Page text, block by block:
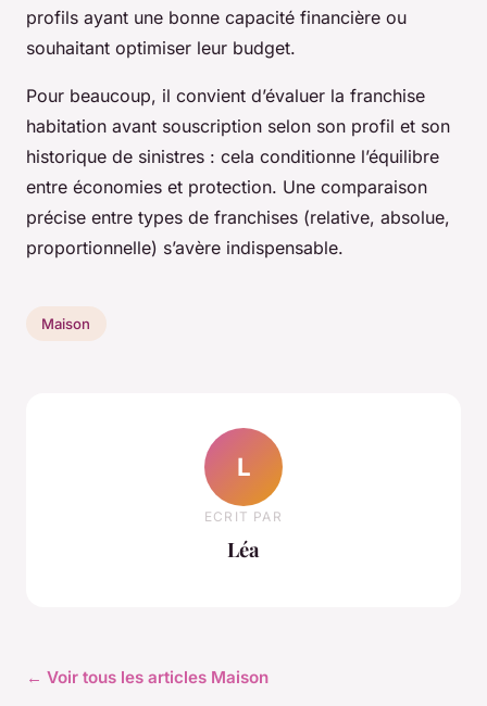
profils ayant une bonne capacité financière ou
souhaitant optimiser leur budget.
Pour beaucoup, il convient d’évaluer la franchise
habitation avant souscription selon son profil et son
historique de sinistres : cela conditionne l’équilibre
entre économies et protection. Une comparaison
précise entre types de franchises (relative, absolue,
proportionnelle) s’avère indispensable.
Maison
L
ECRIT PAR
Léa
← Voir tous les articles Maison